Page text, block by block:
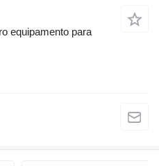
equipamento para